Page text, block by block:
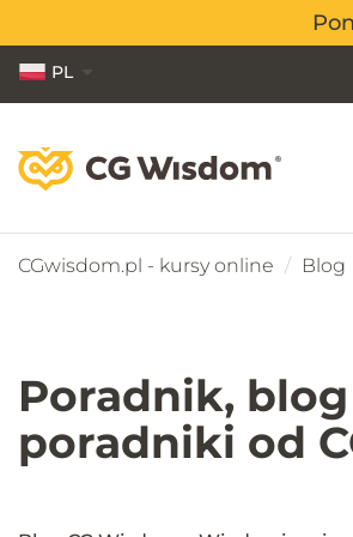
PL
EN
CGwisdom.pl - kursy online Blog
Poradnik,
poradniki od